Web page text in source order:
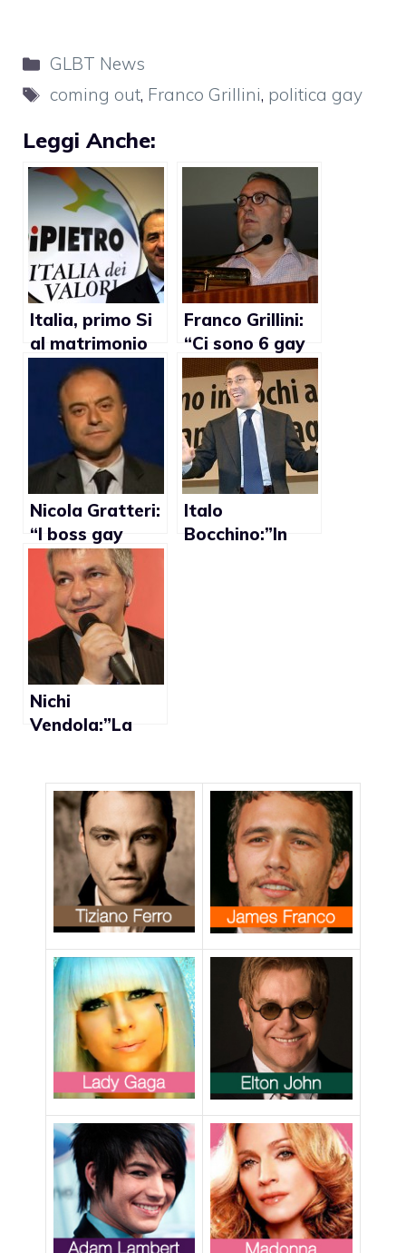
Categorie
GLBT News
Tag
coming out, Franco Grillini, politica gay
Leggi Anche:
Italia, primo Si
al matrimonio
gay di un
partito politico
Franco Grillini:
“Ci sono 6 gay
nella Lega”
Nicola Gratteri:
“I boss gay
rischiano la vita
se fanno
outing”
Italo
Bocchino:”In
Nichi
Vendola:”La
Più facile dirlo
ai preti che al
partito”